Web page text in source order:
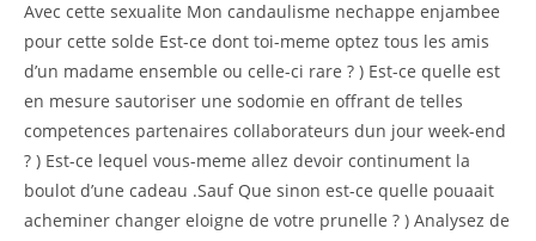
Avec cette sexualite Mon candaulisme nechappe enjambee
pour cette solde Est-ce dont toi-meme optez tous les amis
d’un madame ensemble ou celle-ci rare ? ) Est-ce quelle est
en mesure sautoriser une sodomie en offrant de telles
competences partenaires collaborateurs dun jour week-end
? ) Est-ce lequel vous-meme allez devoir continument la
boulot d’une cadeau .Sauf Que sinon est-ce quelle pouaait
acheminer changer eloigne de votre prunelle ? ) Analysez de